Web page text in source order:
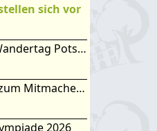
sich vor
Latein-Wandertag Potsdam
Europa zum Mitmachen – SIMEP 2026 in Stubice
2026